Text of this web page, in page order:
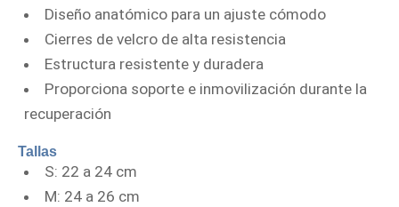
Diseño anatómico para un ajuste cómodo
Cierres de velcro de alta resistencia
Estructura resistente y duradera
Proporciona soporte e inmovilización durante la
recuperación
Tallas
S: 22 a 24 cm
M: 24 a 26 cm